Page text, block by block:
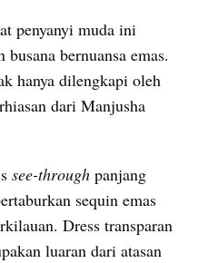
penyanyi muda ini
bernuansa emas.
hanya dilengkapi oleh
dari Manjusha
see-through panjang
sequin emas
Dress transparan
luaran dari atasan